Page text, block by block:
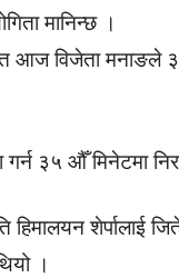
मानिन्छ ।
आज विजेता मनाङले ३
३५ औँ मिनेटमा
शेर्पालाई
।